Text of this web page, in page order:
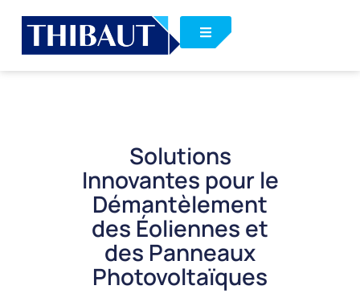
Solutions
Innovantes pour le
Démantèlement
des Éoliennes et
des Panneaux
Photovoltaïques